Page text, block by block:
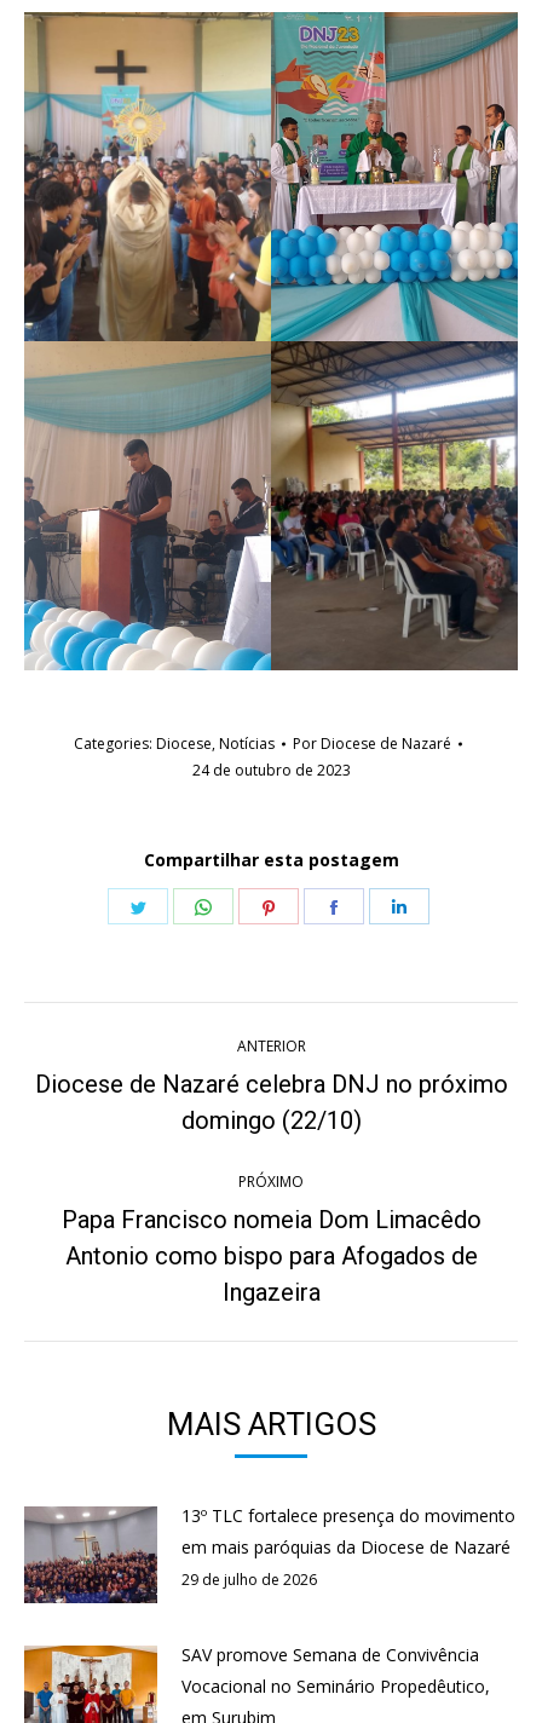
Categories: Diocese,Notícias PorDiocese de Nazaré
24 de outubro de 2023
Compartilhar esta postagem
Share
Share
Share
Share
de
ANTERIOR
Post
anterior:
Diocese de Nazaré celebra DNJ no próximo
domingo (22/10)
PRÓXIMO
Próximo
post:
Papa Francisco nomeia Dom Limacêdo
Antonio como bispo para Afogados de
Ingazeira
MAIS ARTIGOS
13º TLC fortalece presença do movimento
em mais paróquias da Diocese de Nazaré
29 de julho de 2026
SAV promove Semana de Convivência
Vocacional no Seminário Propedêutico,
em Surubim